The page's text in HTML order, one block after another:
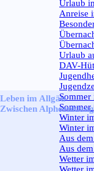
Urlaub
Anreise
Urlaub
DAV-
Winter
Winter
Aus
Aus
Wetter
Leben im Allgäu
Zwischen